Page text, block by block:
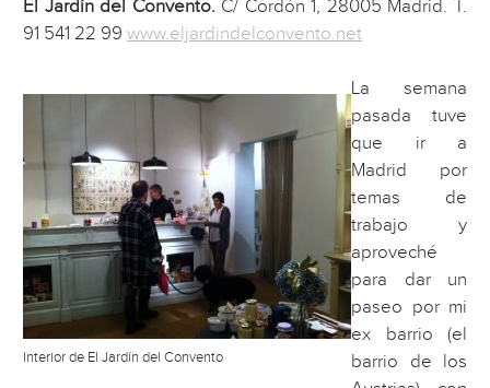
El Jardín del Convento. C/ Cordón 1, 28005 Madrid. T.
91 541 22 99www.eljardindelconvento.net
Interior de El Jardín del Convento
La semana
pasada tuve
que ir a
Madrid por
temas de
trabajo y
aproveché
para dar un
paseo por mi
ex barrio (el
barrio de los